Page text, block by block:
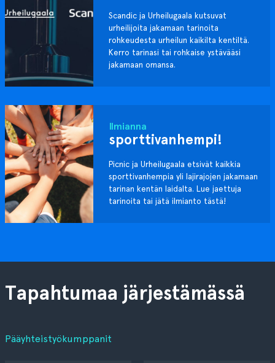
Scandic ja Urheilugaala kutsuvat
urheilijoita jakamaan tarinoita
rohkeudesta urheilun kaikilta kentiltä.
Kerro tarinasi tai rohkaise ystävääsi
jakamaan omansa.
Ilmianna
sporttivanhempi!
Picnic ja Urheilugaala etsivät kaikkia
sporttivanhempia yli lajirajojen jakamaan
tarinan kentän laidalta. Lue jaettuja
tarinoita tai jätä ilmianto tästä!
Tapahtumaa järjestämässä
Pääyhteistyökumppanit